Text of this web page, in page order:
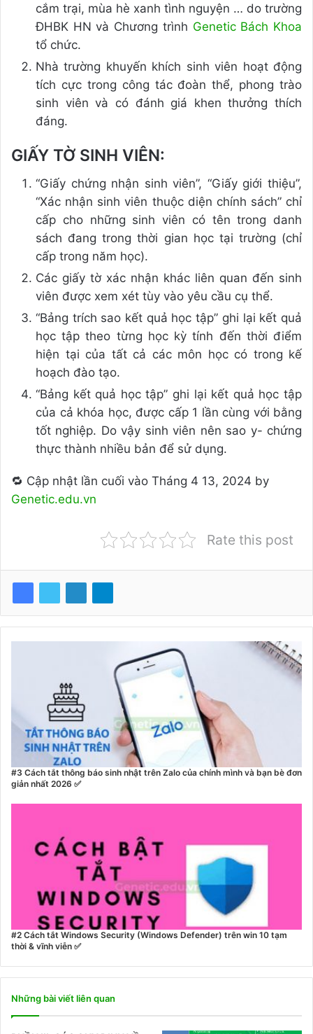
cắm trại, mùa hè xanh tình nguyện … do trường
ĐHBK HN và Chương trình Genetic Bách Khoa
tổ chức.
Nhà trường khuyến khích sinh viên hoạt động
tích cực trong công tác đoàn thể, phong trào
sinh viên và có đánh giá khen thưởng thích
đáng.
GIẤY TỜ SINH VIÊN:
“Giấy chứng nhận sinh viên”, “Giấy giới thiệu”,
“Xác nhận sinh viên thuộc diện chính sách” chỉ
cấp cho những sinh viên có tên trong danh
sách đang trong thời gian học tại trường (chỉ
cấp trong năm học).
Các giấy tờ xác nhận khác liên quan đến sinh
viên được xem xét tùy vào yêu cầu cụ thể.
“Bảng trích sao kết quả học tập” ghi lại kết quả
học tập theo từng học kỳ tính đến thời điểm
hiện tại của tất cả các môn học có trong kế
hoạch đào tạo.
“Bảng kết quả học tập” ghi lại kết quả học tập
của cả khóa học, được cấp 1 lần cùng với bằng
tốt nghiệp. Do vậy sinh viên nên sao y- chứng
thực thành nhiều bản để sử dụng.
🔁 Cập nhật lần cuối vào Tháng 4 13, 2024 by
Genetic.edu.vn
Rate this post
#3 Cách tắt thông báo sinh nhật trên Zalo của chính mình và bạn bè đơn
giản nhất 2026 ✅
#2 Cách tắt Windows Security (Windows Defender) trên win 10 tạm
thời & vĩnh viễn ✅
Những bài viết liên quan